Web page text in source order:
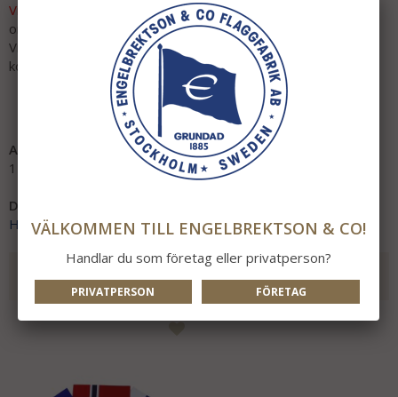
Vid beställningsvara:
Leveranstid ca 4-6 veckor efter lagd
order.
Vid köp av beställningsvara skickas ordern när varor finns för
komplett leverans!Obs! Ej returrätt på beställningsvara.
Artikelnummer:
1138-30
Direktlänk:
Högerklicka och kopiera adressen
REKOMMENDERADE TILLBEHÖR TILL DENNA
PRODUKT
VÄLKOMMEN TILL ENGELBREKTSON & CO!
Handlar du som företag eller privatperson?
PRIVATPERSON FÖRETAG